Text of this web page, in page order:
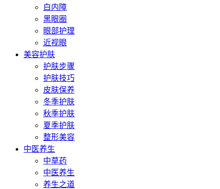
白内障
黑眼圈
眼部护理
近视眼
美容护肤
护肤步骤
护肤技巧
皮肤保养
冬季护肤
秋季护肤
夏季护肤
整形美容
中医养生
中草药
中医养生
养生之道